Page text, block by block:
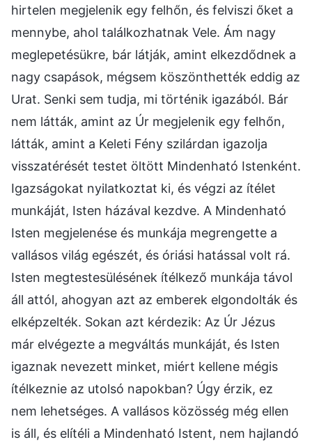
hirtelen megjelenik egy felhőn, és felviszi őket a
mennybe, ahol találkozhatnak Vele. Ám nagy
meglepetésükre, bár látják, amint elkezdődnek a
nagy csapások, mégsem köszönthették eddig az
Urat. Senki sem tudja, mi történik igazából. Bár
nem látták, amint az Úr megjelenik egy felhőn,
látták, amint a Keleti Fény szilárdan igazolja
visszatérését testet öltött Mindenható Istenként.
Igazságokat nyilatkoztat ki, és végzi az ítélet
munkáját, Isten házával kezdve. A Mindenható
Isten megjelenése és munkája megrengette a
vallásos világ egészét, és óriási hatással volt rá.
Isten megtestesülésének ítélkező munkája távol
áll attól, ahogyan azt az emberek elgondolták és
elképzelték. Sokan azt kérdezik: Az Úr Jézus
már elvégezte a megváltás munkáját, és Isten
igaznak nevezett minket, miért kellene mégis
ítélkeznie az utolsó napokban? Úgy érzik, ez
nem lehetséges. A vallásos közösség még ellen
is áll, és elítéli a Mindenható Istent, nem hajlandó